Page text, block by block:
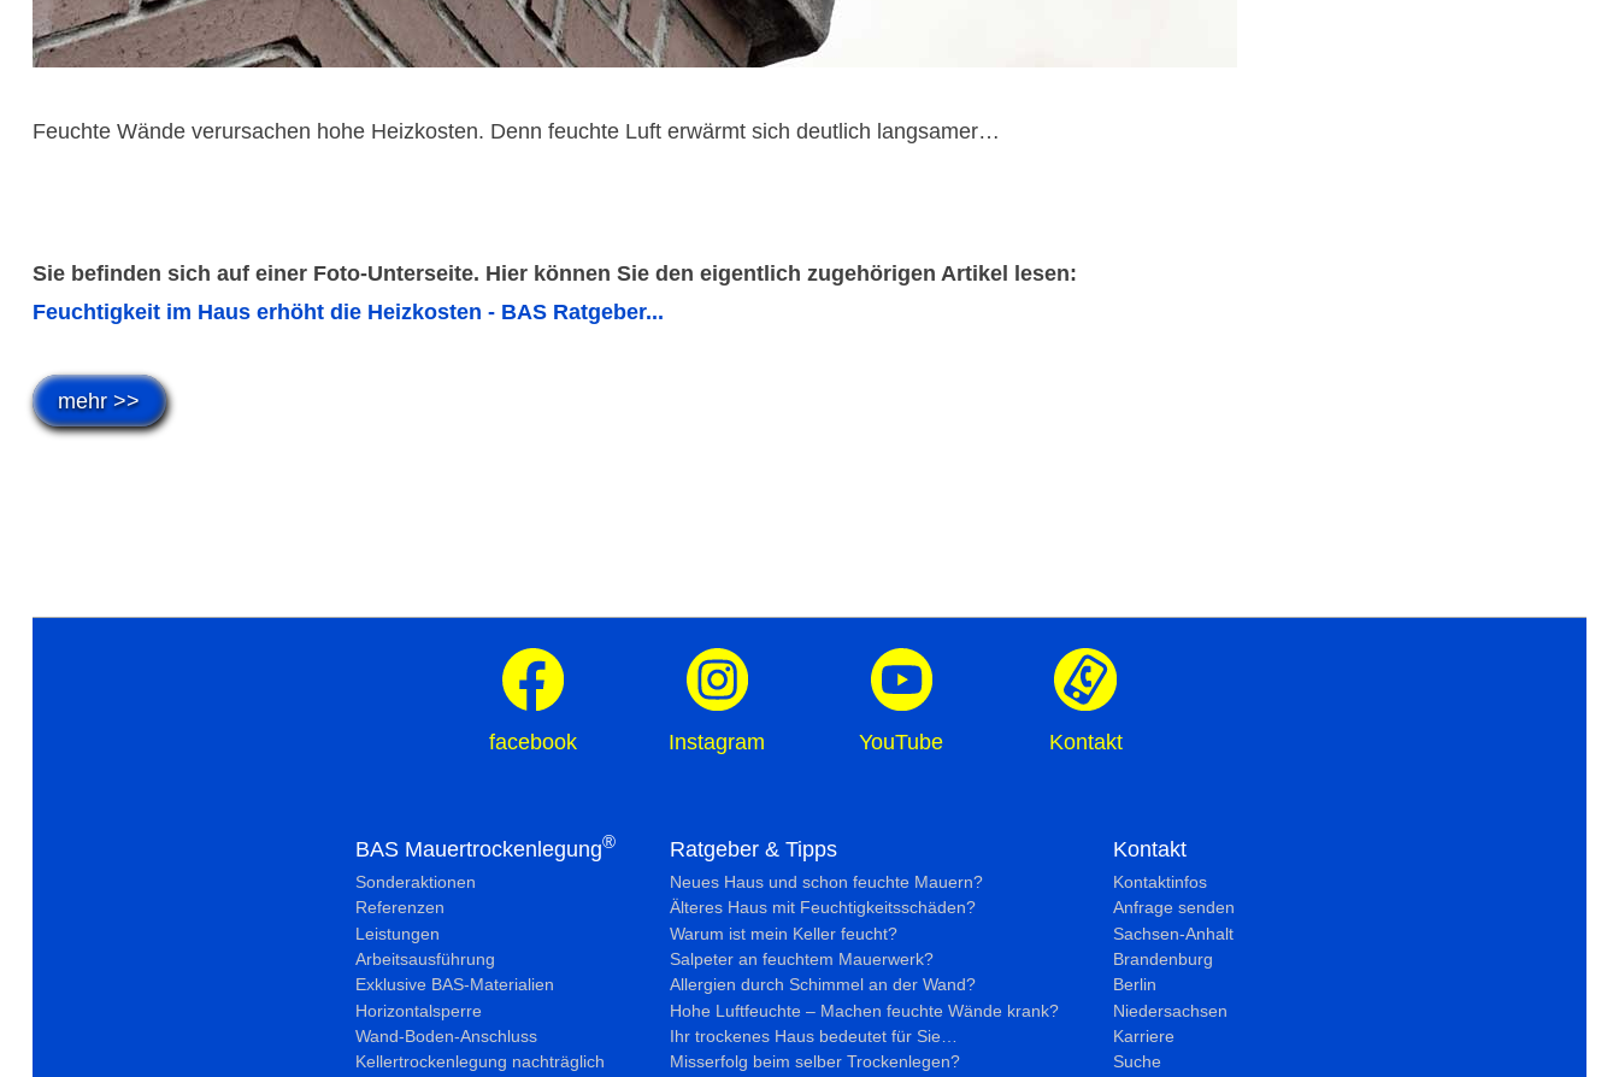
Feuchte Wände verursachen hohe Heizkosten. Denn feuchte Luft erwärmt sich deutlich langsamer…
Sie befinden sich auf einer Foto-Unterseite. Hier können Sie den eigentlich zugehörigen Artikel lesen:
Feuchtigkeit im Haus erhöht die Heizkosten - BAS Ratgeber...
mehr >>
facebook Instagram YouTube Kontakt
BAS Mauertrockenlegung®
Sonderaktionen
Referenzen
Leistungen
Arbeitsausführung
Exklusive BAS-Materialien
Horizontalsperre
Wand-Boden-Anschluss
Kellertrockenlegung nachträglich
Ratgeber & Tipps
Neues Haus und schon feuchte Mauern?
Älteres Haus mit Feuchtig­keits­schäden?
Warum ist mein Keller feucht?
Salpeter an feuchtem Mauerwerk?
Allergien durch Schimmel an der Wand?
Hohe Luftfeuchte – Machen feuchte Wände krank?
Ihr trockenes Haus bedeutet für Sie…
Misserfolg beim selber Trockenlegen?
Kontakt
Kontaktinfos
Anfrage senden
Sachsen-Anhalt
Brandenburg
Berlin
Niedersachsen
Karriere
Suche